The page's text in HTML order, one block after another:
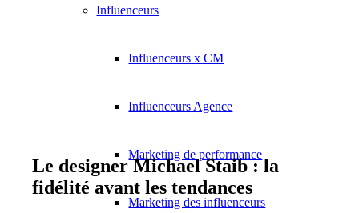
Influenceurs
Influenceurs x CM
Influenceurs Agence
Marketing de performance
Marketing des influenceurs
Le designer Michael Staib : la
fidélité avant les tendances